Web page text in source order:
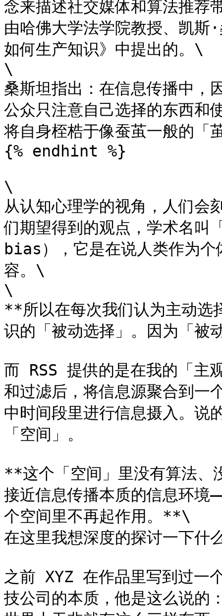
念来描述社交媒体和算法推荐
由哈佛大学法学院教授、凯斯
如何生产知识》中提出的。\
\
桑斯坦指出：在信息传播中，
公众只注意自己选择的东西和
将自身桎梏于像蚕茧一般的「
{% endhint %}
\
从认知心理学的视角，人们会
们期望得到的观点，学术名
bias），它是在说人类作为个
容。\
\
**所以在每次我们认为主动选
识的「被动选择」。因为「被
而 RSS 提供的是在我的「主
和过滤后，将信息源聚合到一
中时间段里进行信息摄入。说
「空间」。
**这个「空间」里没有算法、
接近信息传播本质的信息环境
个空间里不再起作用。**\
在这里我想深度的探讨一下什
之前 XYZ 在作品里写到过一
技公司的本质，他是这么说的